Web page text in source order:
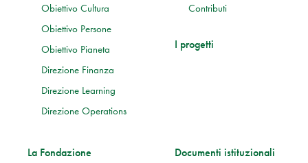
Obiettivo Cultura
Obiettivo Persone
Obiettivo Pianeta
Direzione Finanza
Direzione Learning
Direzione Operations
Contributi
I progetti
La Fondazione Documenti istituzionali